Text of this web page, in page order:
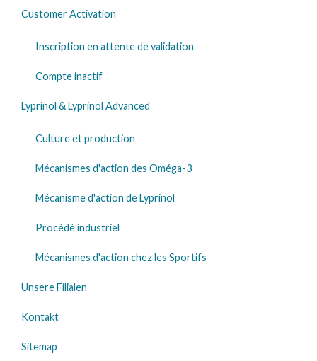
Customer Activation
Inscription en attente de validation
Compte inactif
Lyprinol & Lyprinol Advanced
Culture et production
Mécanismes d'action des Oméga-3
Mécanisme d'action de Lyprinol
Procédé industriel
Mécanismes d'action chez les Sportifs
Unsere Filialen
Kontakt
Sitemap